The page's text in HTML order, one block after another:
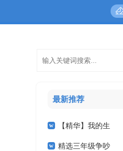
最新推荐
【精华】我的生
活小学作文四篇
精选三年级争吵